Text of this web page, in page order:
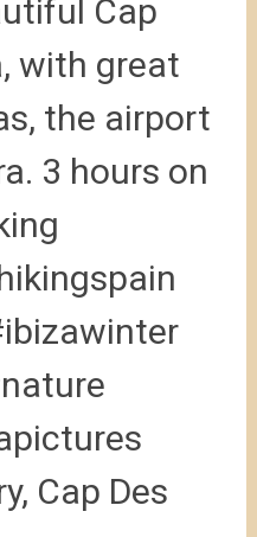
Cap
with great
the airport
3 hours on
Cap Des